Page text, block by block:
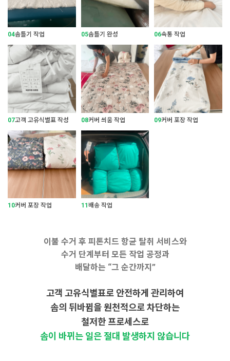
04솜틀기 작업 05솜틀기 완성 06속통 작업
07고객 고유식별표 작성 08커버 씌움 작업 09커버 포장 작업
10커버 포장 작업 11 배송 작업
이불 수거 후 피톤치드 항균 탈취 서비스와
수거 단계부터 모든 작업 공정과
배달하는 “그 순간까지”
고객 고유식별표로 안전하게 관리하여
솜의 뒤바뀜을 원천적으로 차단하는
철저한 프로세스로
솜이 바뀌는 일은 절대 발생하지 않습니다